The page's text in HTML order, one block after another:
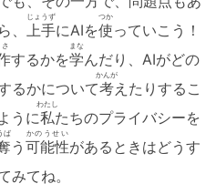
、 上手
じょうず
にAIを使
つか
っていこう！
するかを学
まな
んだり、AIがどの
るかについて考
かんが
えたりするこ
うに私
わたし
たちのプライバシーを
ば
う 可能性
かのうせい
があるときはどうす
みてね。